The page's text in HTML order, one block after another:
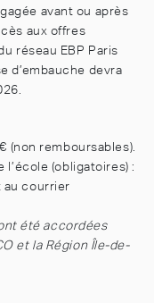
avant ou après
aux offres
réseau EBP Paris
d’embauche devra
(non remboursables).
(obligatoires) :
au courrier
été accordées
et la Région Île-de-